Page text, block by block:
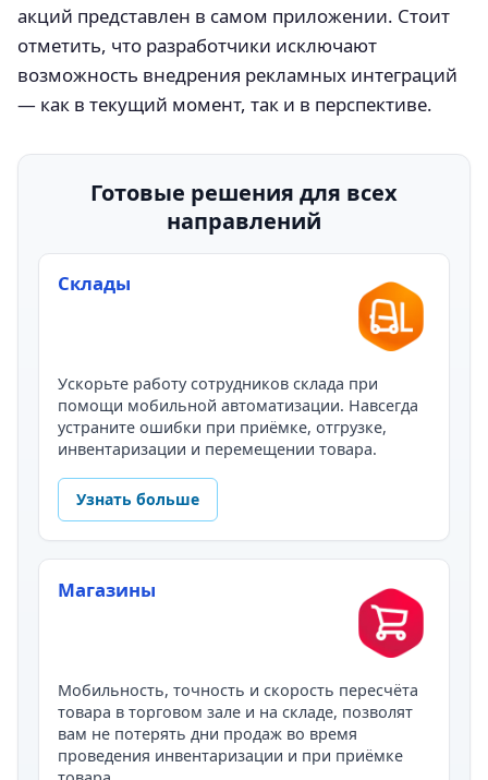
акций представлен в самом приложении. Стоит
отметить, что разработчики исключают
возможность внедрения рекламных интеграций
— как в текущий момент, так и в перспективе.
Готовые решения для всех
направлений
Склады
Ускорьте работу сотрудников склада при
помощи мобильной автоматизации. Навсегда
устраните ошибки при приёмке, отгрузке,
инвентаризации и перемещении товара.
Узнать больше
Магазины
Мобильность, точность и скорость пересчёта
товара в торговом зале и на складе, позволят
вам не потерять дни продаж во время
проведения инвентаризации и при приёмке